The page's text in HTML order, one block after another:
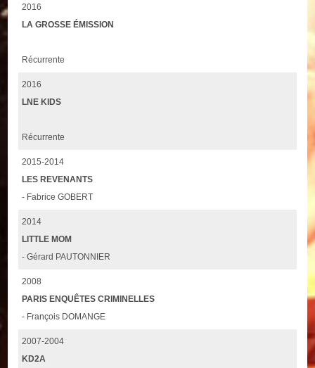
2016
LA GROSSE ÉMISSION
Récurrente
2016
LNE KIDS
Récurrente
2015-2014
LES REVENANTS
- Fabrice GOBERT
2014
LITTLE MOM
- Gérard PAUTONNIER
2008
PARIS ENQUÊTES CRIMINELLES
- François DOMANGE
2007-2004
KD2A